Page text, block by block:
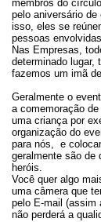
membros do
pelo aniversário
isso, eles se
pessoas
Nas Empresas,
determinado lugar,
fazemos um imã
Geralmente o
a comemoração
uma criança por
organização do
para nós, e
geralmente são de
heróis.
Você quer algo
uma câmera que
pelo E-mail (assim
não perderá a